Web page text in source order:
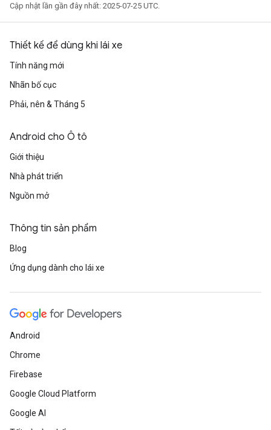
Cập nhật lần gần đây nhất: 2025-07-25 UTC.
Thiết kế để dùng khi lái xe
Tính năng mới
Nhãn bố cục
Phải, nên & Tháng 5
Android cho Ô tô
Giới thiệu
Nhà phát triển
Nguồn mở
Thông tin sản phẩm
Blog
Ứng dụng dành cho lái xe
Android
Chrome
Firebase
Google Cloud Platform
Google AI